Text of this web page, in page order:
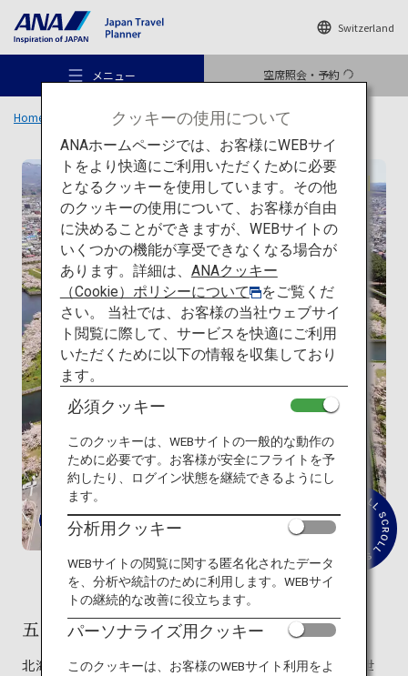
Switzerland
メニュー 空席照会・予約
おすすめの旅
旅のアイデア
行き先
旅のお役立ち情報
ANA サービス
Home 旅のアイデア 特集 日本の建築を巡る旅 一覧
伝統建築
五稜郭
北海道の函館市に位置する星の形をした五稜郭は、15世
クッキーの使用について
ANAホームページでは、お客様にWEBサイ
トをより快適にご利用いただくために必要
となるクッキーを使用しています。その他
のクッキーの使用について、お客様が自由
に決めることができますが、WEBサイトの
いくつかの機能が享受できなくなる場合が
あります。詳細は、 ANAクッキー
（Cookie）ポリシーについて
をご覧くだ
さい。 当社では、お客様の当社ウェブサイ
ト閲覧に際して、サービスを快適にご利用
いただくために以下の情報を収集しており
ます。
必須クッキー
このクッキーは、WEBサイトの一般的な動作の
ために必要です。お客様が安全にフライトを予
約したり、ログイン状態を継続できるようにし
ます。
分析用クッキー
WEBサイトの閲覧に関する匿名化されたデータ
を、分析や統計のために利用します。WEBサイ
トの継続的な改善に役立ちます。
パーソナライズ用クッキー
このクッキーは、お客様のWEBサイト利用をよ